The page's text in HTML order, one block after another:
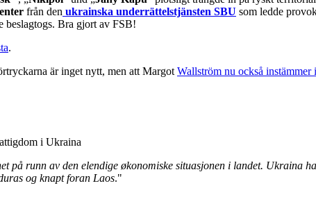
från den ukrainska underrättelstjänsten SBU som ledde
beslagtogs. Bra gjort av FSB!
.
är inget nytt, men att Margot Wallström nu också instämmer
i Ukraina
på runn av den elendige økonomiske situasjonen i landet. Ukraina
og knapt foran Laos."